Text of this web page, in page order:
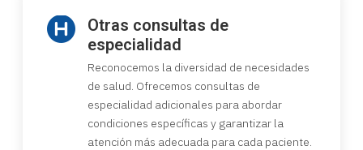
Otras consultas de
especialidad
Reconocemos la diversidad de necesidades
de salud. Ofrecemos consultas de
especialidad adicionales para abordar
condiciones específicas y garantizar la
atención más adecuada para cada paciente.